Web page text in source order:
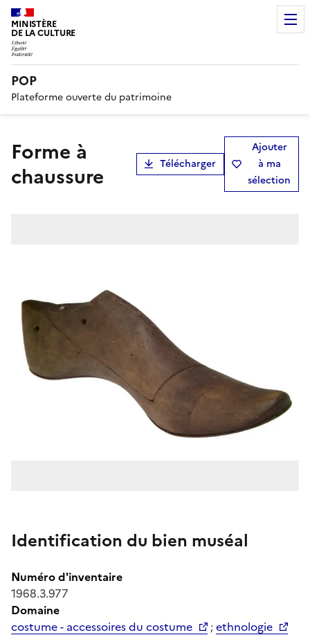
MINISTÈRE
DE LA CULTURE
POP
Plateforme ouverte du patrimoine
forme à
chaussure
Télécharger
Ajouter
à ma
sélection
Identification du bien muséal
Numéro d'inventaire
1968.3.977
Domaine
costume - accessoires du costume
;ethnologie